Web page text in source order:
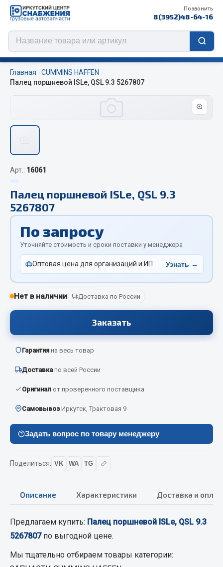
Позвонить
8(3952)48-64-16
QITONG
Весь раздел
Отопители салона, подогреватели
Автономные воздушные отопители
Жидкостные подогреватели
Подогреватели тосола
Автотовары
Автозвук
Автокаталоги
Аптечки и знаки автомобильные
Брызговики
Вентиляторы кабины
Весь раздел
Смазочные материалы
Охладжающие жидкости
Главная
CUMMINS HAFFEN
Палец поршневой ISLe, QSL 9.3 5267807
Арт.: 16061
Палец поршневой ISLe, QSL 9.3
5267807
По запросу
Уточняйте стоимость и сроки поставки у менеджера
Оптовая цена для организаций и ИП Узнать →
Нет в наличии Доставка по России
Заказать
Гарантия на весь товар
Доставка по всей России
Оригинал от проверенного поставщика
Самовывоз Иркутск, Трактовая 9
Задать вопрос по товару менеджеру
Поделиться: VK WA TG
Описание Характеристики Доставка и
Предлагаем купить: Палец поршневой ISLe, QSL 9.3
5267807по выгодной цене.
Мы тщательно отбираем товары категории: